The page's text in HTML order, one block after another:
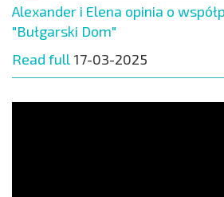
Alexander i Elena opinia o
"Bułgarski Dom"
Read full 17-03-2025